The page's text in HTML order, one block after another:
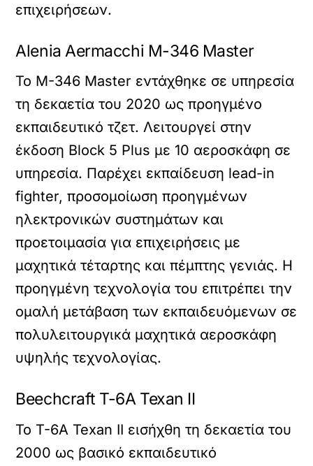
επιχειρήσεων.
Alenia Aermacchi M-346 Master
Το M-346 Master εντάχθηκε σε υπηρεσία
τη δεκαετία του 2020 ως προηγμένο
εκπαιδευτικό τζετ. Λειτουργεί στην
έκδοση Block 5 Plus με 10 αεροσκάφη σε
υπηρεσία. Παρέχει εκπαίδευση lead-in
fighter, προσομοίωση προηγμένων
ηλεκτρονικών συστημάτων και
προετοιμασία για επιχειρήσεις με
μαχητικά τέταρτης και πέμπτης γενιάς. Η
προηγμένη τεχνολογία του επιτρέπει την
ομαλή μετάβαση των εκπαιδευόμενων σε
πολυλειτουργικά μαχητικά αεροσκάφη
υψηλής τεχνολογίας.
Beechcraft T-6A Texan II
Το T-6A Texan II εισήχθη τη δεκαετία του
2000 ως βασικό εκπαιδευτικό